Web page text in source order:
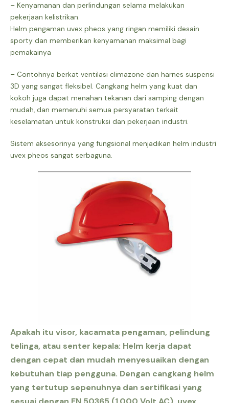
– Kenyamanan dan perlindungan selama melakukan
pekerjaan kelistrikan.
Helm pengaman uvex pheos yang ringan memiliki desain
sporty dan memberikan kenyamanan maksimal bagi
pemakainya
– Contohnya berkat ventilasi climazone dan harnes suspensi
3D yang sangat fleksibel. Cangkang helm yang kuat dan
kokoh juga dapat menahan tekanan dari samping dengan
mudah, dan memenuhi semua persyaratan terkait
keselamatan untuk konstruksi dan pekerjaan industri.
Sistem aksesorinya yang fungsional menjadikan helm industri
uvex pheos sangat serbaguna.
Apakah itu visor, kacamata pengaman, pelindung
telinga, atau senter kepala: Helm kerja dapat
dengan cepat dan mudah menyesuaikan dengan
kebutuhan tiap pengguna. Dengan cangkang helm
yang tertutup sepenuhnya dan sertifikasi yang